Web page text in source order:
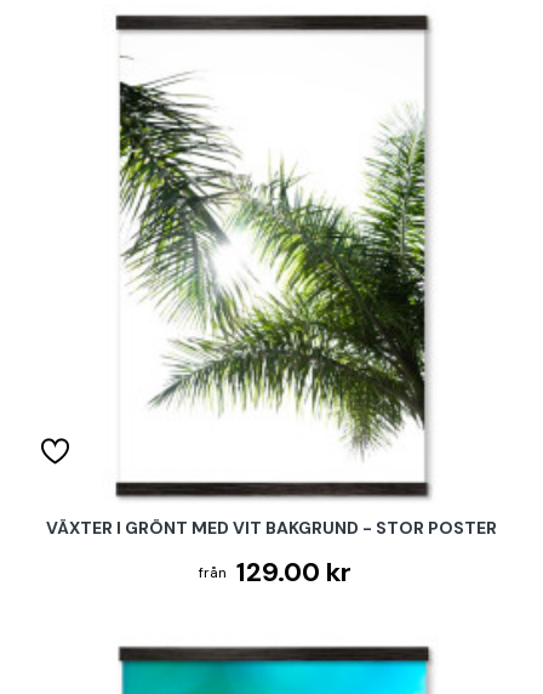
VÄXTER I GRÖNT MED VIT BAKGRUND - STOR POSTER
129.00 kr